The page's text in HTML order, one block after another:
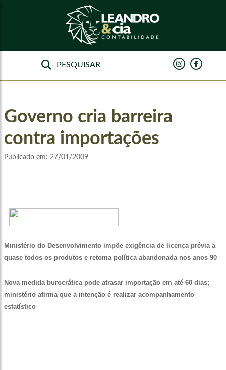
Governo cria barreira
contra importações
Publicado em: 27/01/2009
Ministério do Desenvolvimento impõe exigência de licença prévia a
quase todos os produtos e retoma política abandonada nos anos 90
Nova medida burocrática pode atrasar importação em até 60 dias;
ministério afirma que a intenção é realizar acompanhamento
estatístico